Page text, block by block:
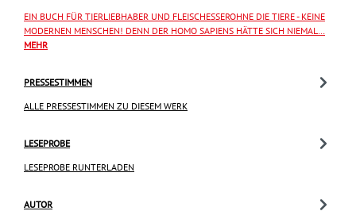
EIN BUCH FÜR TIERLIEBHABER UND FLEISCHESSEROHNE DIE TIERE - KEINE
MODERNEN MENSCHEN! DENN DER HOMO SAPIENS HÄTTE SICH NIEMAL…
MEHR
PRESSESTIMMEN
ALLE PRESSESTIMMEN ZU DIESEM WERK
LESEPROBE
LESEPROBE RUNTERLADEN
AUTOR